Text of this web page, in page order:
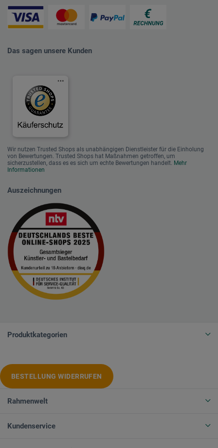
Das sagen unsere Kunden
Wir nutzen Trusted Shops als unabhängigen Dienstleister für die Einholung
von Bewertungen. Trusted Shops hat Maßnahmen getroffen, um
sicherzustellen, dass es es sich um echte Bewertungen handelt. Mehr
Informationen
Auszeichnungen
Produktkategorien
BESTELLUNG WIDERRUFEN
Rahmenwelt
Kundenservice